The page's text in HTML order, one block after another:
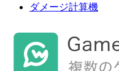
ダメージ計算機